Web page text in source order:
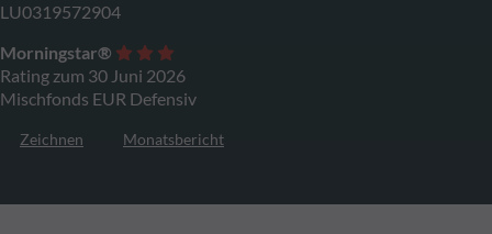
LU0319572904
Morningstar®
Rating zum 30 Juni 2026
Mischfonds EUR Defensiv
Zeichnen Monatsbericht